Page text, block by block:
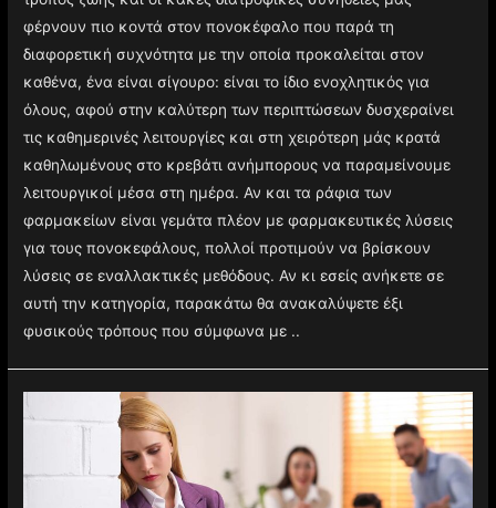
φέρνουν πιο κοντά στον πονοκέφαλο που παρά τη
διαφορετική συχνότητα με την οποία προκαλείται στον
καθένα, ένα είναι σίγουρο: είναι το ίδιο ενοχλητικός για
όλους, αφού στην καλύτερη των περιπτώσεων δυσχεραίνει
τις καθημερινές λειτουργίες και στη χειρότερη μάς κρατά
καθηλωμένους στο κρεβάτι ανήμπορους να παραμείνουμε
λειτουργικοί μέσα στη ημέρα. Αν και τα ράφια των
φαρμακείων είναι γεμάτα πλέον με φαρμακευτικές λύσεις
για τους πονοκεφάλους, πολλοί προτιμούν να βρίσκουν
λύσεις σε εναλλακτικές μεθόδους. Αν κι εσείς ανήκετε σε
αυτή την κατηγορία, παρακάτω θα ανακαλύψετε έξι
φυσικούς τρόπους που σύμφωνα με ..